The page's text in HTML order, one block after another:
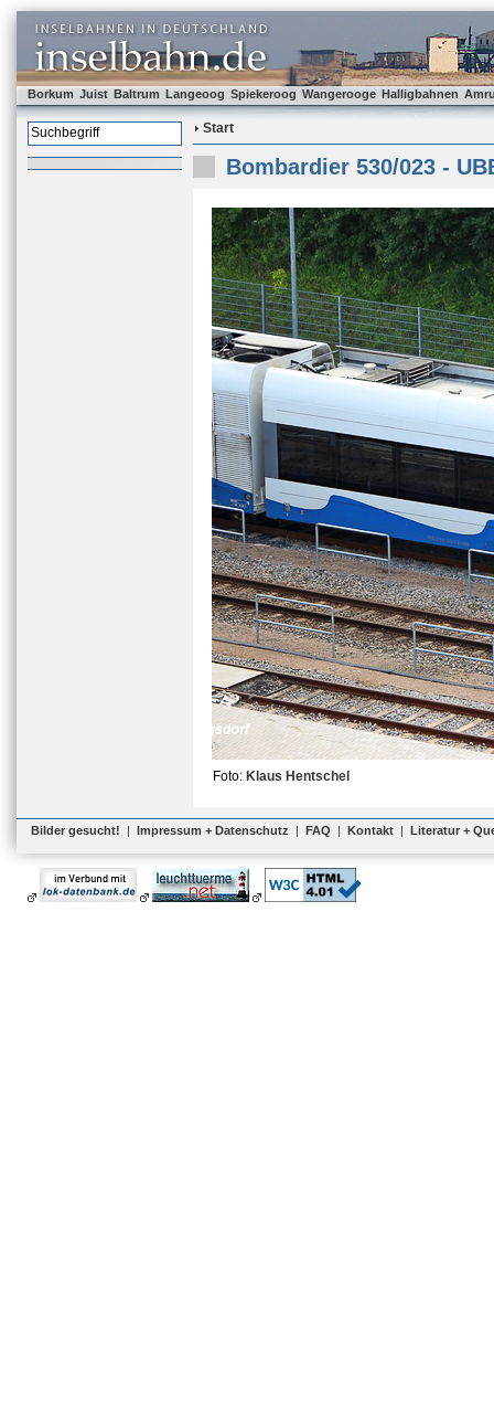
Borkum Juist Baltrum Langeoog Spiekeroog Wangerooge Halligbahnen
Start
Bombardier 530/023 -
Foto: Klaus Hentschel
Bilder gesucht! | Impressum + Datenschutz | FAQ | Kontakt | Literatur +